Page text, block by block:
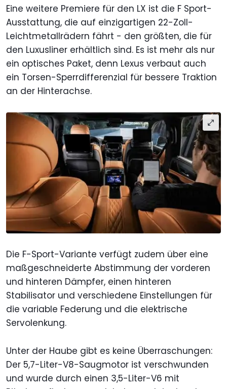
Eine weitere Premiere für den LX ist die F Sport-
Ausstattung, die auf einzigartigen 22-Zoll-
Leichtmetallrädern fährt - den größten, die für
den Luxusliner erhältlich sind. Es ist mehr als nur
ein optisches Paket, denn Lexus verbaut auch
ein Torsen-Sperrdifferenzial für bessere Traktion
an der Hinterachse.
Die F-Sport-Variante verfügt zudem über eine
maßgeschneiderte Abstimmung der vorderen
und hinteren Dämpfer, einen hinteren
Stabilisator und verschiedene Einstellungen für
die variable Federung und die elektrische
Servolenkung.
Unter der Haube gibt es keine Überraschungen:
Der 5,7-Liter-V8-Saugmotor ist verschwunden
und wurde durch einen 3,5-Liter-V6 mit